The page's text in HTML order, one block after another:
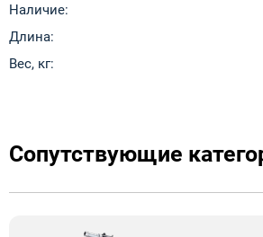
Наличие:
Длина:
Вес, кг:
Сопутствующие